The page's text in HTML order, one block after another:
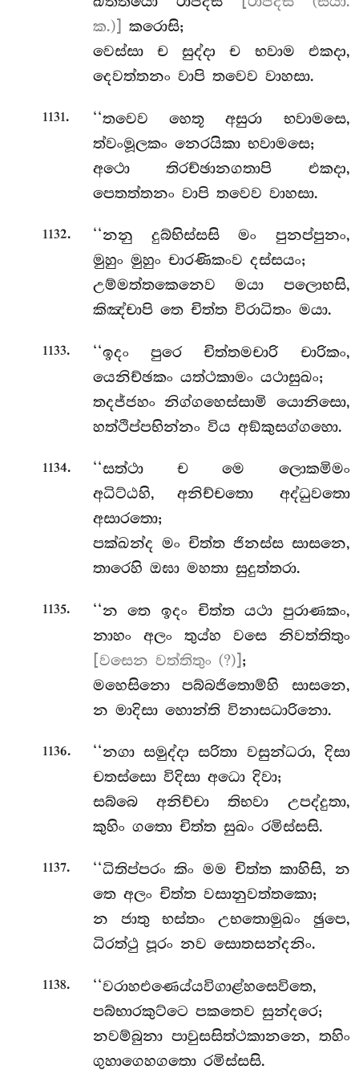
ක.)]
කරොසි;
වෙස්සා ච සුද්දා ච භවාම එකදා,
දෙවත්තනං වාපි තවෙව වාහසා.
1131.
‘‘තවෙව හෙතූ අසුරා භවාමසෙ,
ත්වංමූලකං නෙරයිකා භවාමසෙ;
අථො තිරච්ඡානගතාපි එකදා,
පෙතත්තනං වාපි තවෙව වාහසා.
1132.
‘‘නනු දුබ්භිස්සසි මං පුනප්පුනං,
මුහුං මුහුං චාරණිකංව දස්සයං;
උම්මත්තකෙනෙව මයා පලොභසි,
කිඤ්චාපි තෙ චිත්ත විරාධිතං මයා.
1133.
‘‘ඉදං පුරෙ චිත්තමචාරි චාරිකං,
යෙනිච්ඡකං යත්ථකාමං යථාසුඛං;
තදජ්ජහං නිග්ගහෙස්සාමි යොනිසො,
හත්ථිප්පභින්නං විය අඞ්කුසග්ගහො.
1134. ‘‘සත්ථාච මෙ ලොකමිමං
අධිට්ඨහි,
අනිච්චතො අද්ධුවතො
අසාරතො;
පක්ඛන්ද මං චිත්ත ජිනස්ස සාසනෙ,
තාරෙහි ඔඝා මහතා සුදුත්තරා.
1135.
‘‘න තෙ ඉදං චිත්ත යථා පුරාණකං,
නාහං අලං තුය්හ වසෙ නිවත්තිතුං
[වසෙන වත්තිතුං (?)] ;
මහෙසිනො පබ්බජිතොම්හි සාසනෙ,
න මාදිසා හොන්ති විනාසධාරිනො.
1136. ‘‘නගාසමුද්දා සරිතා වසුන්ධරා, දිසා
චතස්සො විදිසා අධො දිවා;
සබ්බෙ අනිච්චා තිභවා උපද්දුතා,
කුහිං ගතො චිත්ත සුඛං රමිස්සසි.
1137.
‘‘ධිතිප්පරං කිං මම චිත්ත කාහිසි, න
තෙ අලං චිත්ත වසානුවත්තකො;
න ජාතු භස්තං උභතොමුඛං ඡුපෙ,
ධිරත්ථු පූරං නව සොතසන්දනිං.
1138.
‘‘වරාහඑණෙය්යවිගාළ්හසෙවිතෙ,
පබ්භාරකුට්ටෙ පකතෙව සුන්දරෙ;
නවම්බුනා පාවුසසිත්ථකානනෙ, තහිං
ගුහාගෙහගතො රමිස්සසි.